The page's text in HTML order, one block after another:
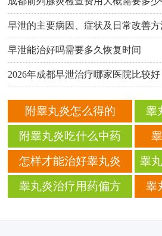
早泄的主要病因、症状及日常改善方
早泄能治好吗需要多久恢复时间
2026年成都早泄治疗哪家医院比较好
附睾丸炎怎么得的 睾
附睾丸炎吃什么中药
怎样才能治好睾丸炎 睾
睾丸炎治疗用药偏方 睾